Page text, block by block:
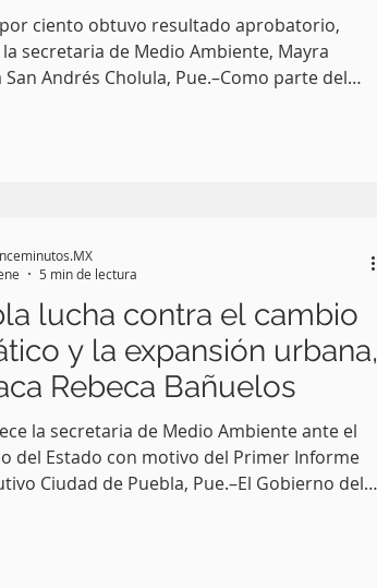
por ciento obtuvo resultado aprobatorio,
secretaria de Medio Ambiente, Mayra
San Andrés Cholula, Pue.–Como parte del
lucha contra el cambio
y la expansión urbana,
Rebeca Bañuelos
la secretaria de Medio Ambiente ante el
del Estado con motivo del Primer Informe
Ciudad de Puebla, Pue.–El Gobierno del
5 min de lectura